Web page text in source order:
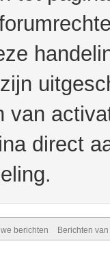
van
direct
berichten Berichten